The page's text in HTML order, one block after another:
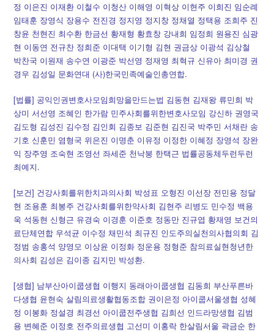
정 이은진 이재환 이철수 이청산 이해영 이혁상 이현주 이희진 임순례
임태훈 장영식 장용수 전진경 정지영 정지창 정채열 정택용 조희주 진
창윤 천현진 최수환 한금선 황재형 황효창 강내희 임정희 원용진 심광
현 이동연 전규찬 정희준 이대택 이기형 김현 권금상 이광석 김상철
박찬국 이원재 송수연 이광준 박선영 정재영 최혁규 신유아 최미경 권
경우 김성일 문화연대 (사)한국민족예술인총연합.
[법률] 공익인권변호사모임희망을만드는법 김동현 김재왕 류민희 박
상미 서선영 조혜인 한가람 민주사회를위한변호사모임 강신하 권영국
김도형 김성진 김수정 김인회 김종보 김준현 김진국 박주민 서채란 송
기호 신훈민 염형국 위은진 이명춘 이유정 이정한 이혜정 장영석 장완
익 장주영 조숙현 조영선 좌세준 천낙붕 한택근 법률공동체두런두런
최예지.
[보건] 건강사회를위한치과의사회 박성표 오형진 이선장 전민용 정달
현 조용훈 최봉주 건강사회를위한약사회 김현주 리병도 민수정 백용
욱 석동현 신형근 유경숙 이경훈 이준호 정동만 진규엽 황재영 보건의
료단체연합 우석균 이수정 채민석 최규진 인도주의실천의사협의회 김
정범 송홍석 양영모 이상윤 이정화 정운용 정형준 참의료실현청년한
의사회 김성은 김이종 김지민 박성환.
[생협] 남부산아이쿱생협 이행지 동래아이쿱생협 김동희 부산푸른바
다생협 윤현숙 살림의료생활협동조합 권이은정 아이쿱서울생협 성혜
정 이봉화 정설경 최경선 아이쿱전주생협 김희선 인드라망생협 김범
용 변혜준 이정호 전주의료생협 고선미 이홍락 한살림서울 곽금순 한